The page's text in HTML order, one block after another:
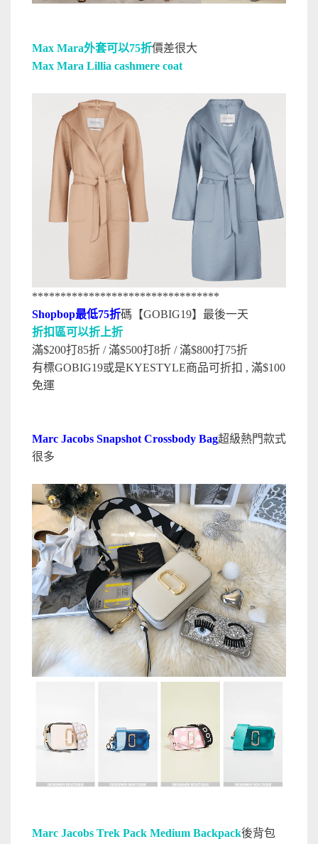
Max Mara外套可以75折價差很大
Max Mara Lillia cashmere coat
*********************************
Shopbop最低75折碼【GOBIG19】 最後一天
折扣區可以折上折
滿$200打85折 / 滿$500打8折 / 滿$800打75折
有標GOBIG19或是KYESTYLE商品可折扣 , 滿$100
免運
Marc Jacobs Snapshot Crossbody Bag超級熱門款式
很多
Marc Jacobs Trek Pack Medium Backpack後背包